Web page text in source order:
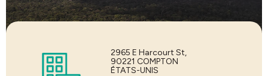
2965 E Harcourt St,
90221 COMPTON
ÉTATS-UNIS